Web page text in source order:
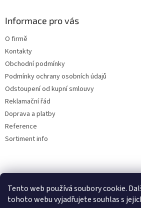
Tento web používá soubory cookie.
tohoto webu vyjadřujete souhlas s
🏖️ DOVOLENÁ
Informace pro vás
O firmě
Kontakty
Obchodní podmínky
Podmínky ochrany osobních údajů
Odstoupení od kupní smlouvy
Reklamační řád
Doprava a platby
Reference
Sortiment info
Reklamační řád